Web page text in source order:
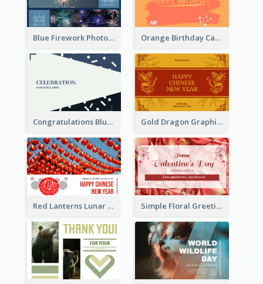
Blue Firework Photo Grid New Year Greeting Card Orange Birthday Card
Congratulations Blue Card Gold Dragon Graphic Lunar New Year Greeting Card
Red Lanterns Lunar New Year Greeting Card Simple Floral Greeting Card Of Valentine's Day